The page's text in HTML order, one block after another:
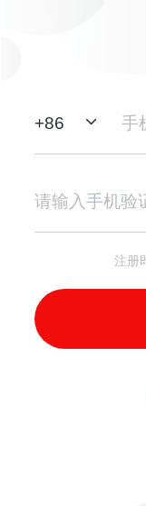
+86
注册